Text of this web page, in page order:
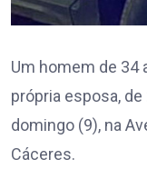
Um homem de 34
própria esposa,
domingo (9), na
Cáceres.